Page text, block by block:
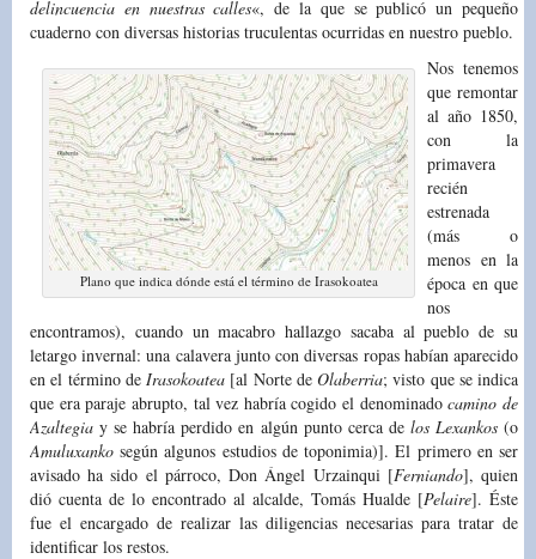
delincuencia en nuestras calles«, de la que se publicó un pequeño
cuaderno con diversas historias truculentas ocurridas en nuestro pueblo.
Plano que indica dónde está el término de Irasokoatea
Nos tenemos
que remontar
al año 1850,
con la
primavera
recién
estrenada
(más o
menos en la
época en que
nos
encontramos), cuando un macabro hallazgo sacaba al pueblo de su
letargo invernal: una calavera junto con diversas ropas habían aparecido
en el término de Irasokoatea [al Norte de Olaberria; visto que se indica
que era paraje abrupto, tal vez habría cogido el denominadocamino de
Azaltegia y se habría perdido en algún punto cerca de los Lexankos(o
Amuluxanko según algunos estudios de toponimia)]. El primero en ser
avisado ha sido el párroco, Don Ángel Urzainqui [Ferniando], quien
dió cuenta de lo encontrado al alcalde, Tomás Hualde [Pelaire]. Éste
fue el encargado de realizar las diligencias necesarias para tratar de
identificar los restos.